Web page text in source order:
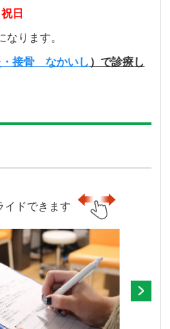
日
ります。
・接骨 なかいし ）で診療し
イドできます